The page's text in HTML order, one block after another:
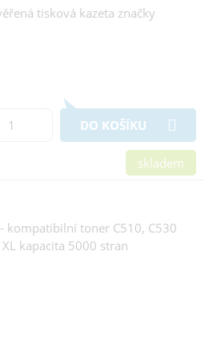
tisková kazeta značky
DO KOŠÍKU
skladem